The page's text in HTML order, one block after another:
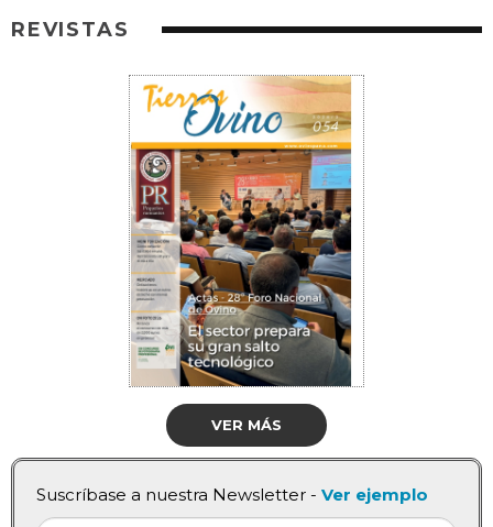
REVISTAS
VER MÁS
Suscríbase a nuestra Newsletter - Ver ejemplo